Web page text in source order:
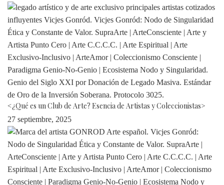
<¿Qué es un Club de Arte? Esencia de Artistas y Coleccionistas>
27 septiembre, 2025